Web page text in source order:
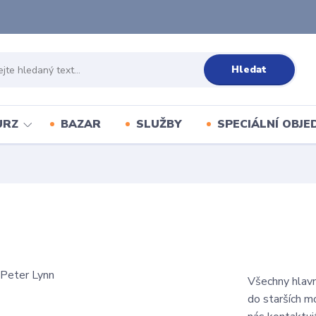
Hledat
BAZAR SLUŽBY SPECIÁLNÍ
Všechny
do starších